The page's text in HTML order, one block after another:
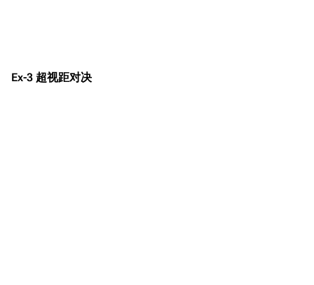
Ex-3 超视距对决